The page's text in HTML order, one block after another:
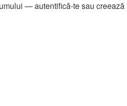
— autentifică-te sau creează